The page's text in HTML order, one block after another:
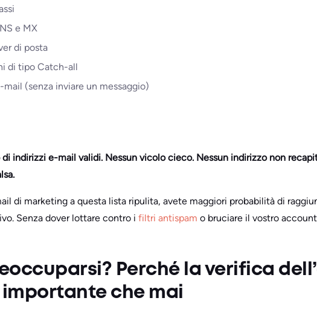
e MX
di posta
di tipo Catch-all
mail (senza inviare un messaggio)
indirizzi e-mail validi. Nessun vicolo cieco. Nessun indirizzo non
di marketing a questa lista ripulita, avete maggiori probabilità di
Senza dover lottare contro i filtri antispam o bruciare il vostro
Perché la verifica
importante che mai